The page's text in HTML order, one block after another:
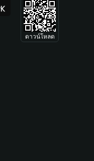
ดาวน์โหลด